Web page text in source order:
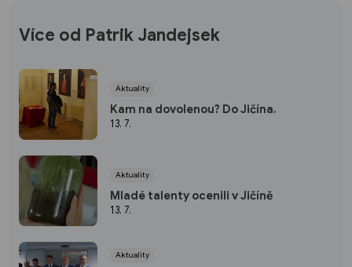
Více od Patrik Jandejsek
Aktuality
Kam na dovolenou? Do Jičína.
13. 7.
Aktuality
Mladé talenty ocenili v Jičíně
13. 7.
Aktuality